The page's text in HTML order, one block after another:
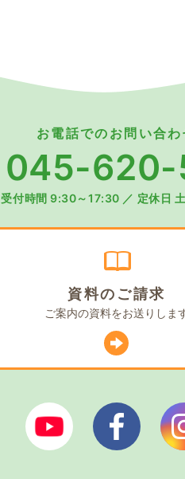
お電話でのお問い合わ
045-
受付時間 9:30～17:30 ／ 定休日
資料の ご請求
ご案内の資料をお送りしま
ぼやあ樹Youtubeシェ